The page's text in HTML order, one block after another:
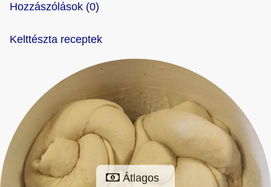
Hozzászólások (0)
Kelttészta receptek
Átlagos